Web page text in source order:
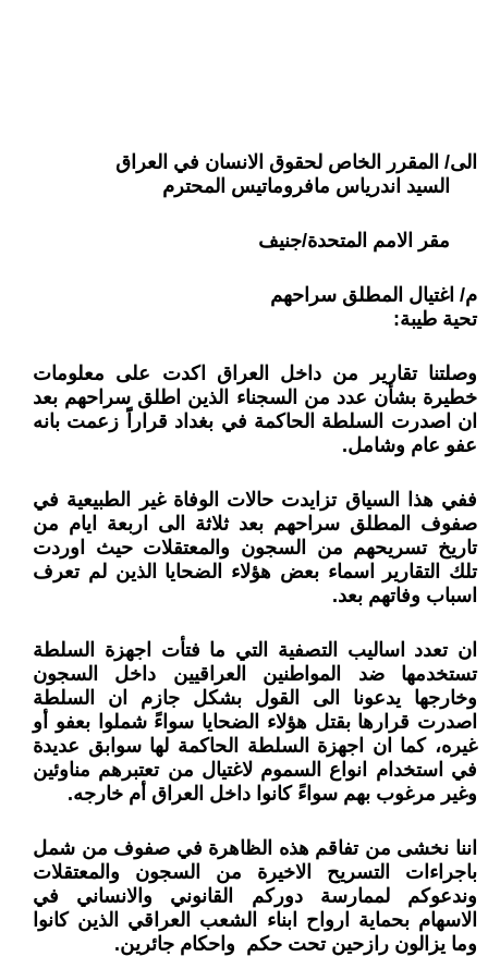
الى/ المقرر الخاص لحقوق الانسان في العراق
السيد اندرياس مافروماتيس المحترم
مقر الامم المتحدة/جنيف
م/ اغتيال المطلق سراحهم
تحية طيبة:
وصلتنا تقارير من داخل العراق اكدت على معلومات
خطيرة بشأن عدد من السجناء الذين اطلق سراحهم بعد
ان اصدرت السلطة الحاكمة في بغداد قراراًَ زعمت بانه
عفو عام وشامل.
ففي هذا السياق تزايدت حالات الوفاة غير الطبيعية في
صفوف المطلق سراحهم بعد ثلاثة الى اربعة ايام من
تاريخ تسريحهم من السجون والمعتقلات حيث اوردت
تلك التقارير اسماء بعض هؤلاء الضحايا الذين لم تعرف
اسباب وفاتهم بعد.
ان تعدد اساليب التصفية التي ما فتأت اجهزة السلطة
تستخدمها ضد المواطنين العراقيين داخل السجون
وخارجها يدعونا الى القول بشكل جازم ان السلطة
اصدرت قرارها بقتل هؤلاء الضحايا سواءً شملوا بعفو أو
غيره، كما ان اجهزة السلطة الحاكمة لها سوابق عديدة
في استخدام انواع السموم لاغتيال من تعتبرهم مناوئين
وغير مرغوب بهم سواءً كانوا داخل العراق أم خارجه.
اننا نخشى من تفاقم هذه الظاهرة في صفوف من شمل
باجراءات التسريح الاخيرة من السجون والمعتقلات
وندعوكم لممارسة دوركم القانوني والانساني في
الاسهام بحماية ارواح ابناء الشعب العراقي الذين كانوا
وما يزالون رازحين تحت حكم واحكام جائرين.